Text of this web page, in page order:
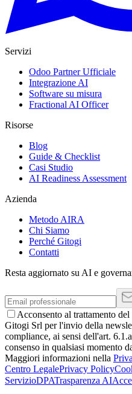
Servizi
Odoo Partner Ufficiale
Integrazione AI
Software su misura
Fractional AI Officer
Risorse
Blog
Guide & Checklist
Casi Studio
AI Readiness Assessment
Azienda
Metodo AIRA
Chi Siamo
Perché Gitogi
Contatti
Resta aggiornato su AI e
Acconsento al trattamento
Gitogi Srl per l'invio della
compliance, ai sensi dell'art.
consenso in qualsiasi momento
Maggiori informazioni nella
Centro LegalePrivacy Policy
ServizioDPATrasparenza AI